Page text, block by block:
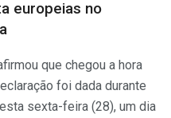
europeias no
que chegou a hora
foi dada durante
sexta-feira (28), um dia